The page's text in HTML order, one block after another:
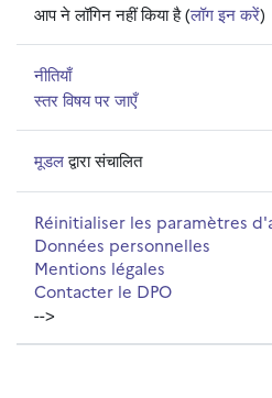
आप ने लॉगिन नहीं किया है (लॉग इन करें)
नीतियाँ
स्तर विषय पर जाएँ
मूडलद्वारा संचालित
Réinitialiser les paramètres
Données personnelles
Mentions légales
Contacter le DPO
-->